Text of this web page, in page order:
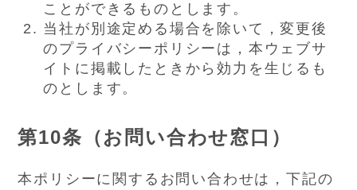
ことができるものとします。
当社が別途定める場合を除いて，変更後
のプライバシーポリシーは，本ウェブサ
イトに掲載したときから効力を生じるも
のとします。
第10条（お問い合わせ窓口）
本ポリシーに関するお問い合わせは，下記の